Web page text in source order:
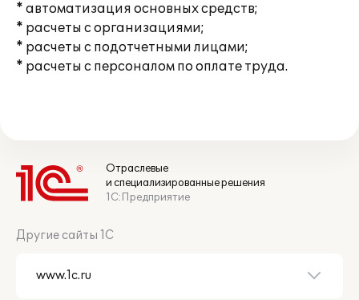
* автоматизация основных средств;
* расчеты с организациями;
* расчеты с подотчетными лицами;
* расчеты с персоналом по оплате труда.
Отраслевые
и специализированные решения
1С:Предприятие
Другие сайты 1С